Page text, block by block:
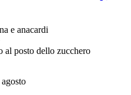
e anacardi
al posto dello zucchero